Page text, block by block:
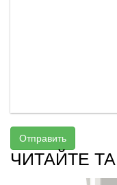
Отправить
ЧИТАЙТЕ